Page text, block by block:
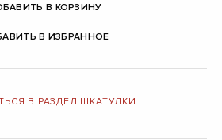
В КОРЗИНУ
В ИЗБРАННОЕ
В РАЗДЕЛ ШКАТУЛКИ